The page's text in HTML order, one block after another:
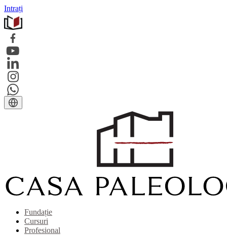
Intrați
Fundație
Cursuri
Profesional